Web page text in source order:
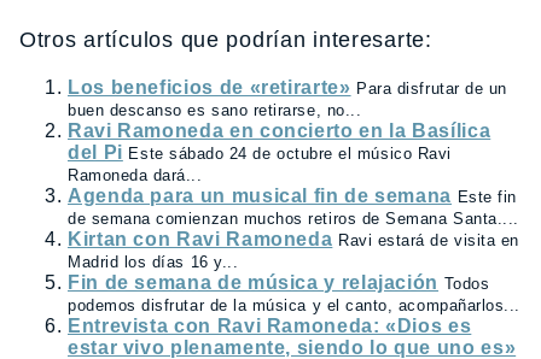
Otros artículos que podrían interesarte:
Los beneficios de «retirarte» Para disfrutar de un
buen descanso es sano retirarse, no...
Ravi Ramoneda en concierto en la Basílica
del Pi Este sábado 24 de octubre el músico Ravi
Ramoneda dará...
Agenda para un musical fin de semana Este fin
de semana comienzan muchos retiros de Semana Santa....
Kirtan con Ravi Ramoneda Ravi estará de visita en
Madrid los días 16 y...
Fin de semana de música y relajación Todos
podemos disfrutar de la música y el canto, acompañarlos...
Entrevista con Ravi Ramoneda: «Dios es
estar vivo plenamente, siendo lo que uno es»